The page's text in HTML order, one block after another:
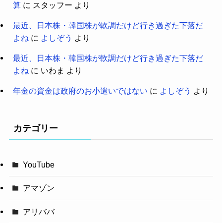
算に スタッフー より
最近、日本株・韓国株が軟調だけど行き過ぎた下落だ
よね に よしぞう より
最近、日本株・韓国株が軟調だけど行き過ぎた下落だ
よね に いわま より
年金の資金は政府のお小遣いではない に よしぞう より
カテゴリー
YouTube
アマゾン
アリババ